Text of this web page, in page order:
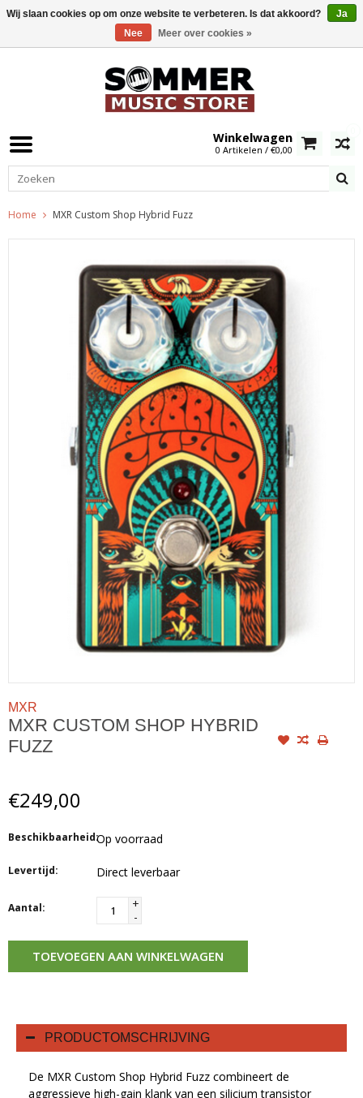
Winkelwagen
0 Artikelen / €0,00
Home MXR Custom Shop Hybrid Fuzz
MXR
MXR CUSTOM SHOP HYBRID
FUZZ
€249,00
Beschikbaarheid:Op voorraad
Levertijd: Direct leverbaar
Aantal:
+
-
TOEVOEGEN AAN WINKELWAGEN
PRODUCTOMSCHRIJVING
De MXR Custom Shop Hybrid Fuzz combineert de
aggressieve high-gain klank van een silicium transistor
Wij slaan cookies op om onze website te verbeteren. Is dat akkoord?
Ja
Nee
Meer over cookies »